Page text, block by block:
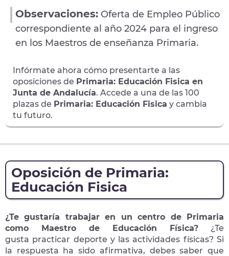
Observaciones: Oferta de Empleo Público
correspondiente al año 2024 para el ingreso
en los Maestros de enseñanza Primaria.
Infórmate ahora cómo presentarte a las
oposiciones de Primaria: Educación Fisica en
Junta de Andalucía. Accede a una de las 100
plazas de Primaria: Educación Fisica y cambia
tu futuro.
Oposición de Primaria:
Educación Fisica
¿Te gustaría trabajar en un centro de Primaria
como Maestro de Educación Física?
¿Te
gusta practicar deporte y las actividades físicas?Si
la respuesta ha sido afirmativa, debes saber que